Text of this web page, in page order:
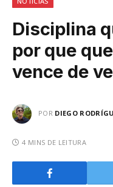
Disciplina
por que
vence de
POR DIEGO
4 MINS DE LEITURA